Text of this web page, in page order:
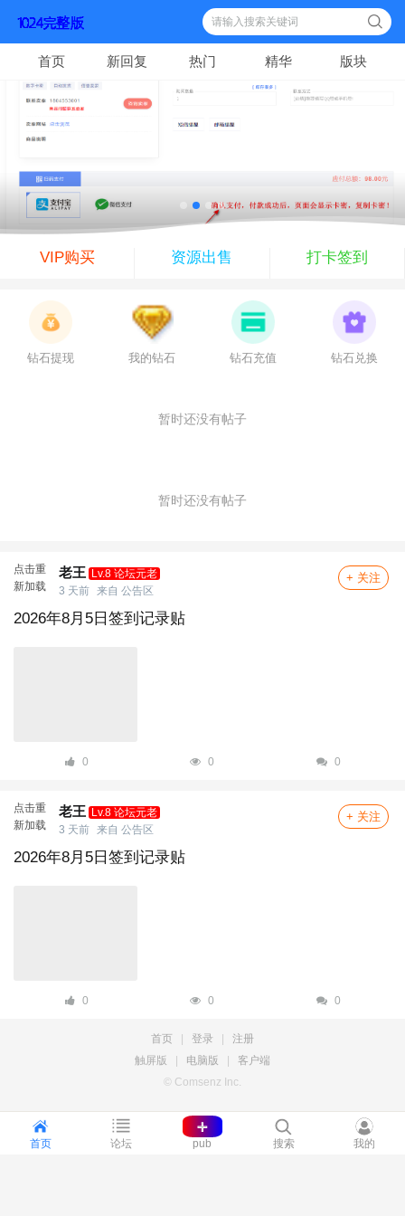
索
首页 新回复 热门 精华 版块
VIP购买 资源出售 打卡签到
钻石提现 我的钻石 钻石充值 钻石兑换
暂时还没有帖子
暂时还没有帖子
点击重
新加载
老王 Lv.8 论坛元老
3 天前 来自 公告区
+ 关注
2026年8月5日签到记录贴
0 0 0
点击重
新加载
老王 Lv.8 论坛元老
3 天前 来自 公告区
+ 关注
2026年8月5日签到记录贴
0 0 0
首页 | 登录 |
注册
触屏版
| 电脑版 |
客户端
© Comsenz Inc.
首页 论坛
+
pub 搜索 我的